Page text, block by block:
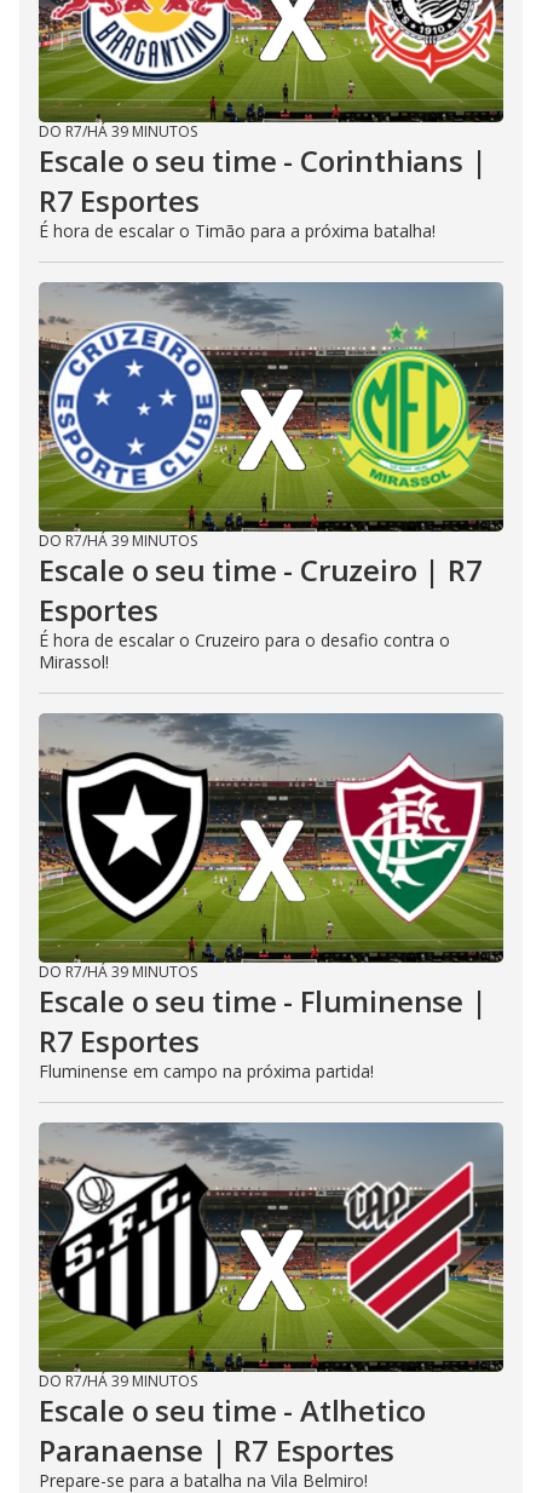
DO R7/HÁ 39 MINUTOS
Escale o seu time - Corinthians |
R7 Esportes
É hora de escalar o Timão para a próxima batalha!
DO R7/HÁ 39 MINUTOS
Escale o seu time - Cruzeiro | R7
Esportes
É hora de escalar o Cruzeiro para o desafio contra o
Mirassol!
DO R7/HÁ 39 MINUTOS
Escale o seu time - Fluminense |
R7 Esportes
Fluminense em campo na próxima partida!
DO R7/HÁ 39 MINUTOS
Escale o seu time - Atlhetico
Paranaense | R7 Esportes
Prepare-se para a batalha na Vila Belmiro!